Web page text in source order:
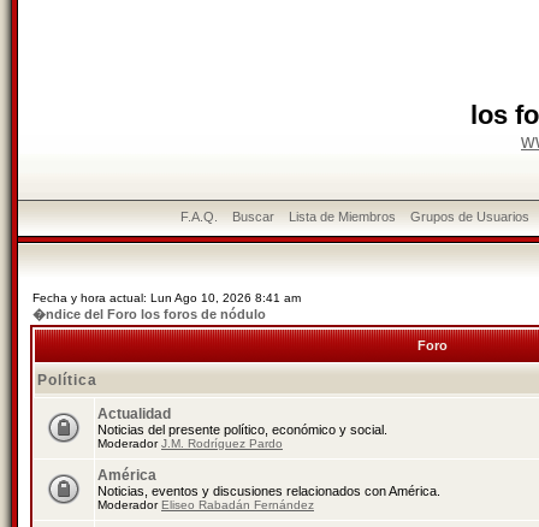
los
F.A.Q. Buscar Lista de Miembros Grupos de Usuarios
Fecha y hora actual: Lun Ago 10, 2026 8:41 am
�ndice del Foro los foros de nódulo
Foro
Política
Actualidad
Noticias del presente político, económico y social.
ModeradorJ.M. Rodríguez Pardo
América
Noticias, eventos y discusiones relacionados con América.
ModeradorEliseo Rabadán Fernández